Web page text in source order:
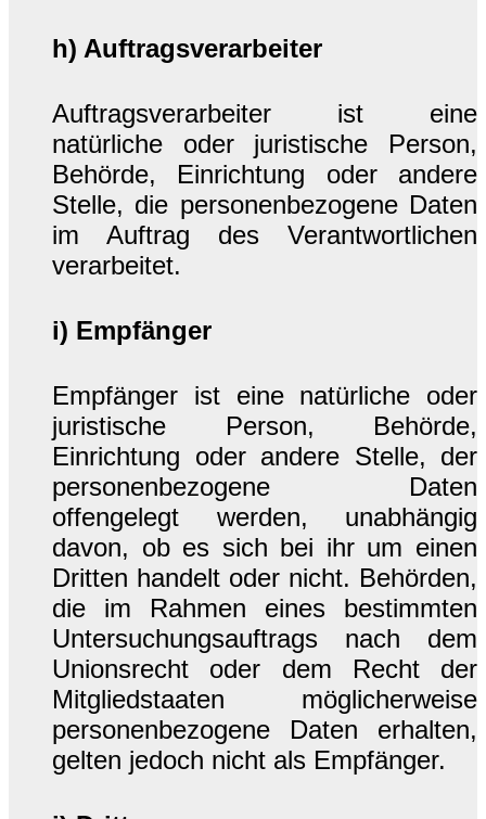
h) Auftragsverarbeiter
Auftragsverarbeiter ist eine
natürliche oder juristische Person,
Behörde, Einrichtung oder andere
Stelle, die personenbezogene Daten
im Auftrag des Verantwortlichen
verarbeitet.
i) Empfänger
Empfänger ist eine natürliche oder
juristische Person, Behörde,
Einrichtung oder andere Stelle, der
personenbezogene Daten
offengelegt werden, unabhängig
davon, ob es sich bei ihr um einen
Dritten handelt oder nicht. Behörden,
die im Rahmen eines bestimmten
Untersuchungsauftrags nach dem
Unionsrecht oder dem Recht der
Mitgliedstaaten möglicherweise
personenbezogene Daten erhalten,
gelten jedoch nicht als Empfänger.